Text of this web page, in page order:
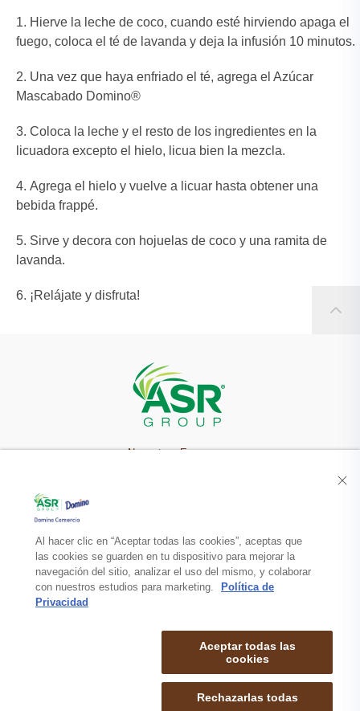
Hierve la leche de coco, cuando esté hirviendo apaga el
fuego, coloca el té de lavanda y deja la infusión 10 minutos.
Una vez que haya enfriado el té, agrega el Azúcar
Mascabado Domino®
Coloca la leche y el resto de los ingredientes en la
licuadora excepto el hielo, licua bien la mezcla.
Agrega el hielo y vuelve a licuar hasta obtener una
bebida frappé.
Sirve y decora con hojuelas de coco y una ramita de
lavanda.
¡Relájate y disfruta!
Nuestra Empresa
Productos
Contacto
Al hacer clic en “Aceptar todas las cookies”, aceptas que
las cookies se guarden en tu dispositivo para mejorar la
navegación del sitio, analizar el uso del mismo, y colaborar
con nuestros estudios para marketing.
Política de
Privacidad
Aceptar todas las
cookies
Rechazarlas todas